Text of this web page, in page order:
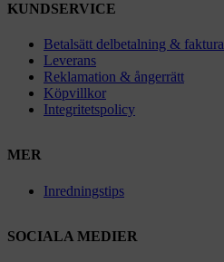
KUNDSERVICE
Betalsätt delbetalning & faktura
Leverans
Reklamation & ångerrätt
Köpvillkor
Integritetspolicy
MER
Inredningstips
SOCIALA MEDIER